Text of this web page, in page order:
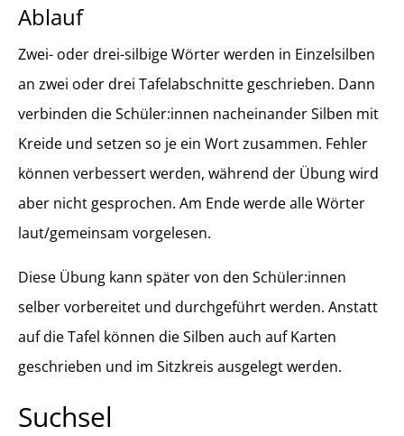
Ablauf
Zwei- oder drei-silbige Wörter werden in Einzelsilben
an zwei oder drei Tafelabschnitte geschrieben. Dann
verbinden die Schüler:innen nacheinander Silben mit
Kreide und setzen so je ein Wort zusammen. Fehler
können verbessert werden, während der Übung wird
aber nicht gesprochen. Am Ende werde alle Wörter
laut/gemeinsam vorgelesen.
Diese Übung kann später von den Schüler:innen
selber vorbereitet und durchgeführt werden. Anstatt
auf die Tafel können die Silben auch auf Karten
geschrieben und im Sitzkreis ausgelegt werden.
Suchsel